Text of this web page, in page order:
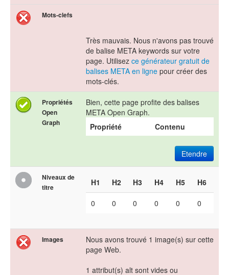
Mots-clefs
Très mauvais. Nous n'avons pas trouvé
de balise META keywords sur votre
page. Utilisez ce générateur gratuit de
balises META en ligne pour créer des
mots-clés.
Propriétés
Open
Graph
Bien, cette page profite des balises
META Open Graph.
Propriété
Contenu
Etendre
Niveaux de
titre
H1 H2 H3 H4 H5 H6
0 0 0 0 0 0
Images
Nous avons trouvé 1 image(s) sur cette
page Web.
1 attribut(s) alt sont vides ou